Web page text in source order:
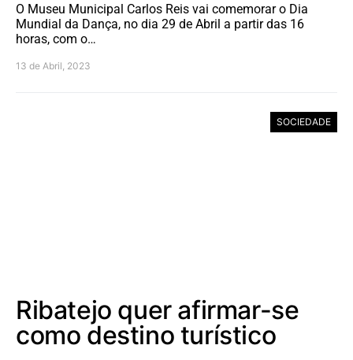
O Museu Municipal Carlos Reis vai comemorar o Dia
Mundial da Dança, no dia 29 de Abril a partir das 16
horas, com o…
13 de Abril, 2023
SOCIEDADE
Ribatejo quer afirmar-se
como destino turístico